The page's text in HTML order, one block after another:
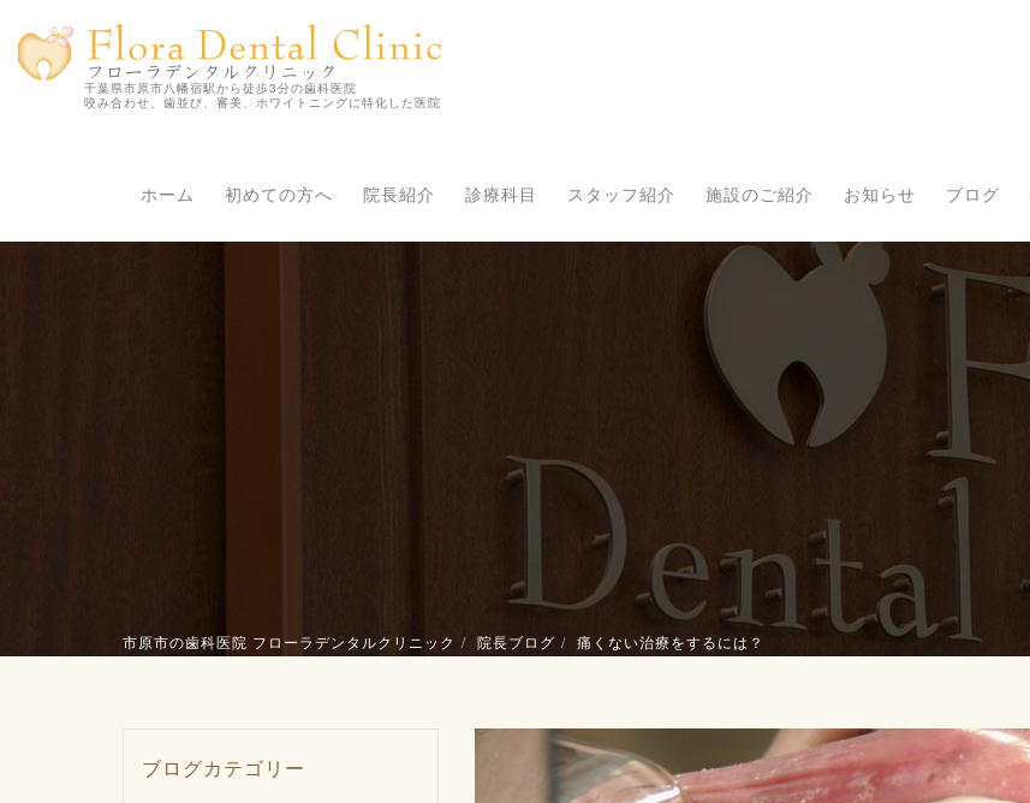
千葉県市原市八幡宿駅から徒歩3分の歯科医院
咬み合わせ、歯並び、審美、ホワイトニングに特化した医院
ホーム 初めての方へ 院長紹介 診療科目 スタッフ紹介 施設のご紹介 お知らせ ブログ
市原市の歯科医院 フローラデンタルクリニック 院長ブログ 痛くない治療をするには？
ブログカテゴリー